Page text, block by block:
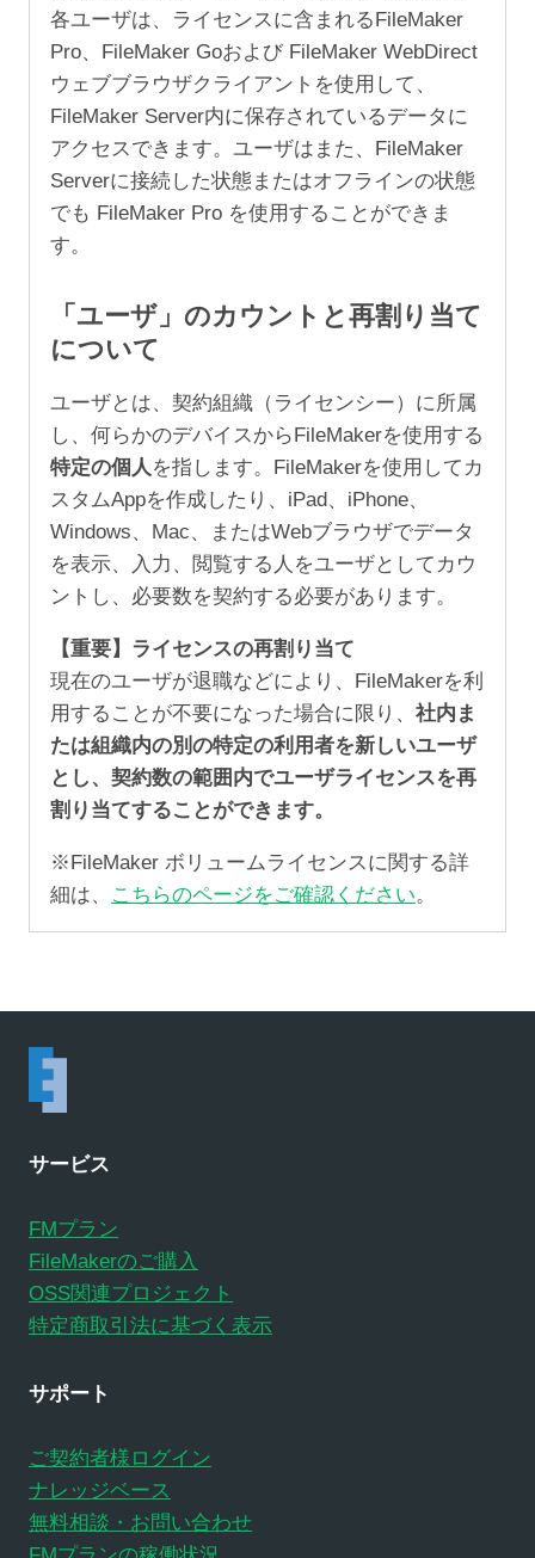
各ユーザは、ライセンスに含まれるFileMaker
Pro、FileMaker Goおよび FileMaker WebDirect
ウェブブラウザクライアントを使用して、
FileMaker Server内に保存されているデータに
アクセスできます。ユーザはまた、FileMaker
Serverに接続した状態またはオフラインの状態
でも FileMaker Pro を使用することができま
す。
「ユーザ」のカウントと再割り当て
について
ユーザとは、契約組織（ライセンシー）に所属
し、何らかのデバイスからFileMakerを使用する
特定の個人 を指します。FileMakerを使用してカ
スタムAppを作成したり、iPad、iPhone、
Windows、Mac、またはWebブラウザでデータ
を表示、入力、閲覧する人をユーザとしてカウ
ントし、必要数を契約する必要があります。
【重要】ライセンスの再割り当て
現在のユーザが退職などにより、FileMakerを利
用することが不要になった場合に限り、 社内ま
たは組織内の別の特定の利用者を新しいユーザ
とし、契約数の範囲内でユーザライセンスを再
割り当てすることができます。
※FileMaker ボリュームライセンスに関する詳
細は、
こちらのページをご確認ください。
サービス
FMプラン
FileMakerのご購入
OSS関連プロジェクト
特定商取引法に基づく表示
サポート
ご契約者様ログイン
ナレッジベース
無料相談・お問い合わせ